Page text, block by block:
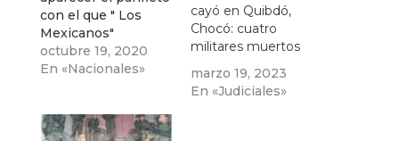
con el que " Los
Mexicanos"
imponen toque de
queda en Quibdó, 3
salido a la calle
octubre 19, 2020
En «Nacionales»
cayó en Quibdó,
Chocó: cuatro
militares muertos
marzo 19, 2023
En «Judiciales»